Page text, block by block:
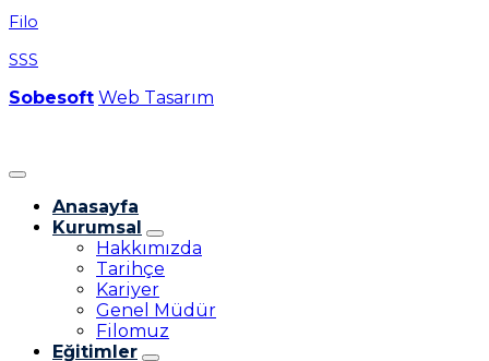
Filo
SSS
Sobesoft Web Tasarım
Anasayfa
Kurumsal
Hakkımızda
Tarihçe
Kariyer
Genel Müdür
Filomuz
Eğitimler